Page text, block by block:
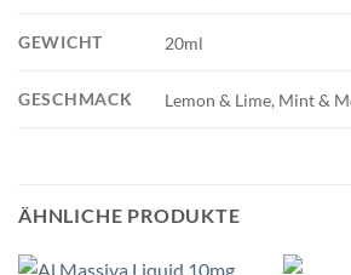
GEWICHT 20ml
GESCHMACK Lemon & Lime, Mint &
ÄHNLICHE PRODUKTE